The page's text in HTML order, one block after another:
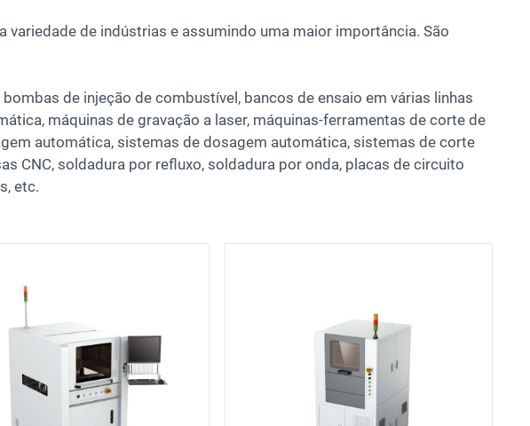
de indústrias e assumindo uma maior importância. São
de injeção de combustível, bancos de ensaio em várias linhas
máquinas de gravação a laser, máquinas-ferramentas de corte de
automática, sistemas de dosagem automática, sistemas de corte
CNC, soldadura por refluxo, soldadura por onda, placas de circuito
etc.